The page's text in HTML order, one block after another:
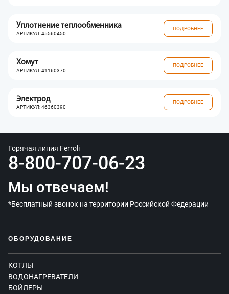
Уплотнение теплообменника
АРТИКУЛ: 45560450
ПОДРОБНЕЕ
Хомут
АРТИКУЛ: 41160370
ПОДРОБНЕЕ
Электрод
АРТИКУЛ: 46360390
ПОДРОБНЕЕ
Горячая линия Ferroli
8-800-707-06-23
Мы отвечаем!
*Бесплатный звонок на территории Российской Федерации
ОБОРУДОВАНИЕ
КОТЛЫ
ВОДОНАГРЕВАТЕЛИ
БОЙЛЕРЫ